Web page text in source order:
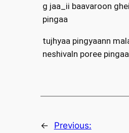
g jaa_ii baavaroon
pingaa
tujhyaa pingyaann
neshivaln poree
←
Previous: